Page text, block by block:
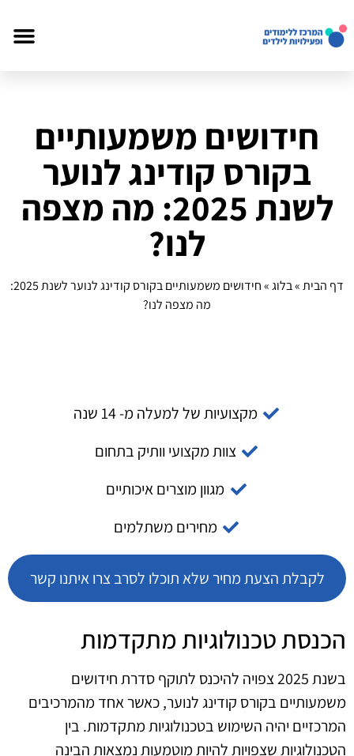
חידושים משמעותיים
בקורס קודינג לנוער
לשנת 2025: מה מצפה
לנו?
דף הבית»בלוג»
חידושים משמעותיים בקורס קודינג לנוער לשנת 2025:
מה מצפה לנו?
מקצועיות של למעלה מ- 14 שנה
צוות מקצועי וותיק בתחום
מגוון מוצרים איכותיים
מחירים משתלמים
לקבלת הצעת מחיר שלא תוכלו לסרב צרו איתנו קשר
הכנסת טכנולוגיות מתקדמות
בשנת 2025 צפויה להיכנס לתוקף סדרת חידושים
משמעותיים בקורס קודינג לנוער, כאשר אחד מהמרכיבים
המרכזיים יהיה השימוש בטכנולוגיות מתקדמות. בין
הטכנולוגיות שצפויות להיות מוטמעות נמצאות הבינה